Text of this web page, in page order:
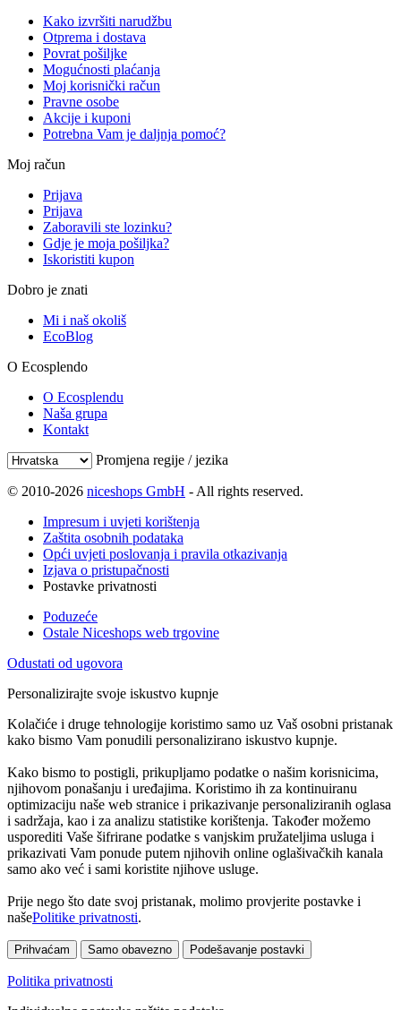
Kako izvršiti narudžbu
Otprema i dostava
Povrat pošiljke
Mogućnosti plaćanja
Moj korisnički račun
Pravne osobe
Akcije i kuponi
Potrebna Vam je daljnja pomoć?
Moj račun
Prijava
Prijava
Zaboravili ste lozinku?
Gdje je moja pošiljka?
Iskoristiti kupon
Dobro je znati
Mi i naš okoliš
EcoBlog
O Ecosplendo
O Ecosplendu
Naša grupa
Kontakt
Promjena regije / jezika
© 2010-2026 niceshops GmbH - All rights reserved.
Impresum i uvjeti korištenja
Zaštita osobnih podataka
Opći uvjeti poslovanja i pravila otkazivanja
Izjava o pristupačnosti
Postavke privatnosti
Poduzeće
Ostale Niceshops web trgovine
Odustati od ugovora
Personalizirajte svoje iskustvo kupnje
Kolačiće i druge tehnologije koristimo samo uz Vaš osobni pristanak
kako bismo Vam ponudili personalizirano iskustvo kupnje.
Kako bismo to postigli, prikupljamo podatke o našim korisnicima,
njihovom ponašanju i uređajima. Koristimo ih za kontinuiranu
optimizaciju naše web stranice i prikazivanje personaliziranih oglasa
i sadržaja, kao i za analizu statistike korištenja. Također možemo
usporediti Vaše šifrirane podatke s vanjskim pružateljima usluga i
prikazivati Vam ponude putem njihovih online oglašivačkih kanala
samo ako već i sami koristite njihove usluge.
Prije nego što date svoj pristanak, molimo provjerite postavke i
našePolitike privatnosti.
Prihvaćam Samo obavezno Podešavanje postavki
Politika privatnosti